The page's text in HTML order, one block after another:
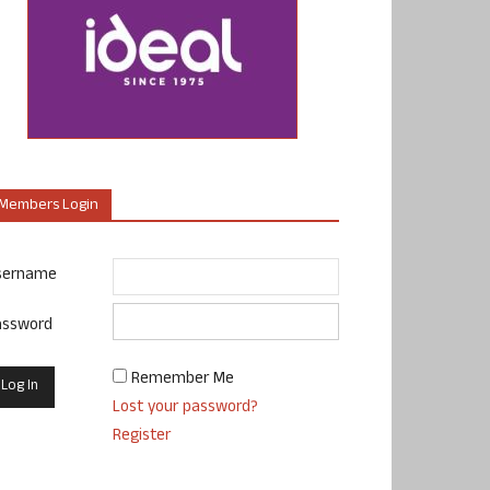
Login
Remember Me
Lost your password?
Register